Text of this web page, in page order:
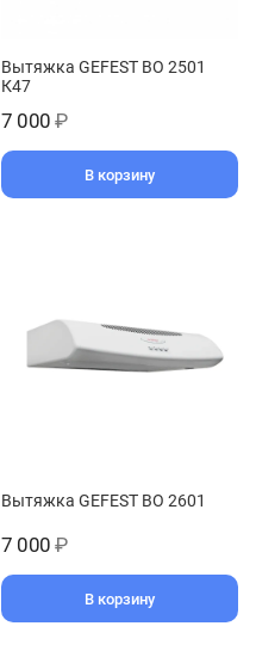
Вытяжка GEFEST ВО 2501
К47
7 000 ₽
В корзину
Вытяжка GEFEST ВО 2601
7 000 ₽
В корзину